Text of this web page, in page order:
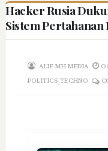
Hacker Rusia
Sistem Pertahanan
ALIF MH MEDIA
POLITICS,TECHNO